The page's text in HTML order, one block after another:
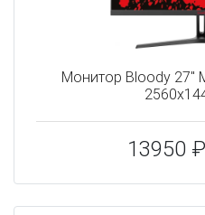
Монитор Bloody 27"
13950 ₽